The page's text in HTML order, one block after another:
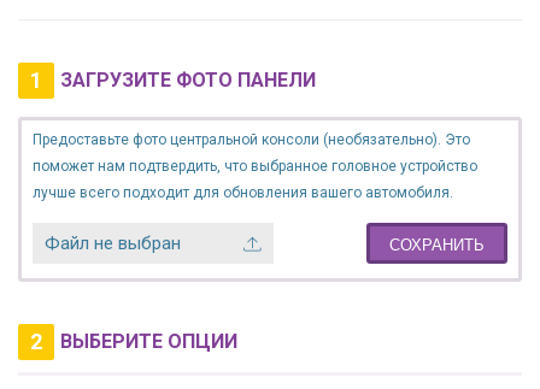
1 ЗАГРУЗИТЕ ФОТО ПАНЕЛИ
Предоставьте фото центральной консоли (необязательно). Это
поможет нам подтвердить, что выбранное головное устройство
лучше всего подходит для обновления вашего автомобиля.
Файл не выбран СОХРАНИТЬ
2 ВЫБЕРИТЕ ОПЦИИ